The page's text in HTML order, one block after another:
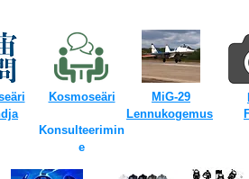
Kosmoseäri
Konsulteerimin
e
MiG-29
Lennukogemus